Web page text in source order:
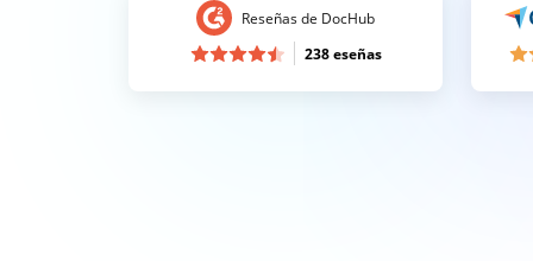
Reseñas de DocHub
238 eseñas